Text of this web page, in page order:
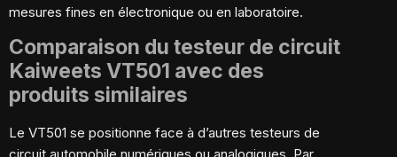
mesures fines en électronique ou en laboratoire.
Comparaison du testeur de circuit
Kaiweets VT501 avec des
produits similaires
Le VT501 se positionne face à d’autres testeurs de